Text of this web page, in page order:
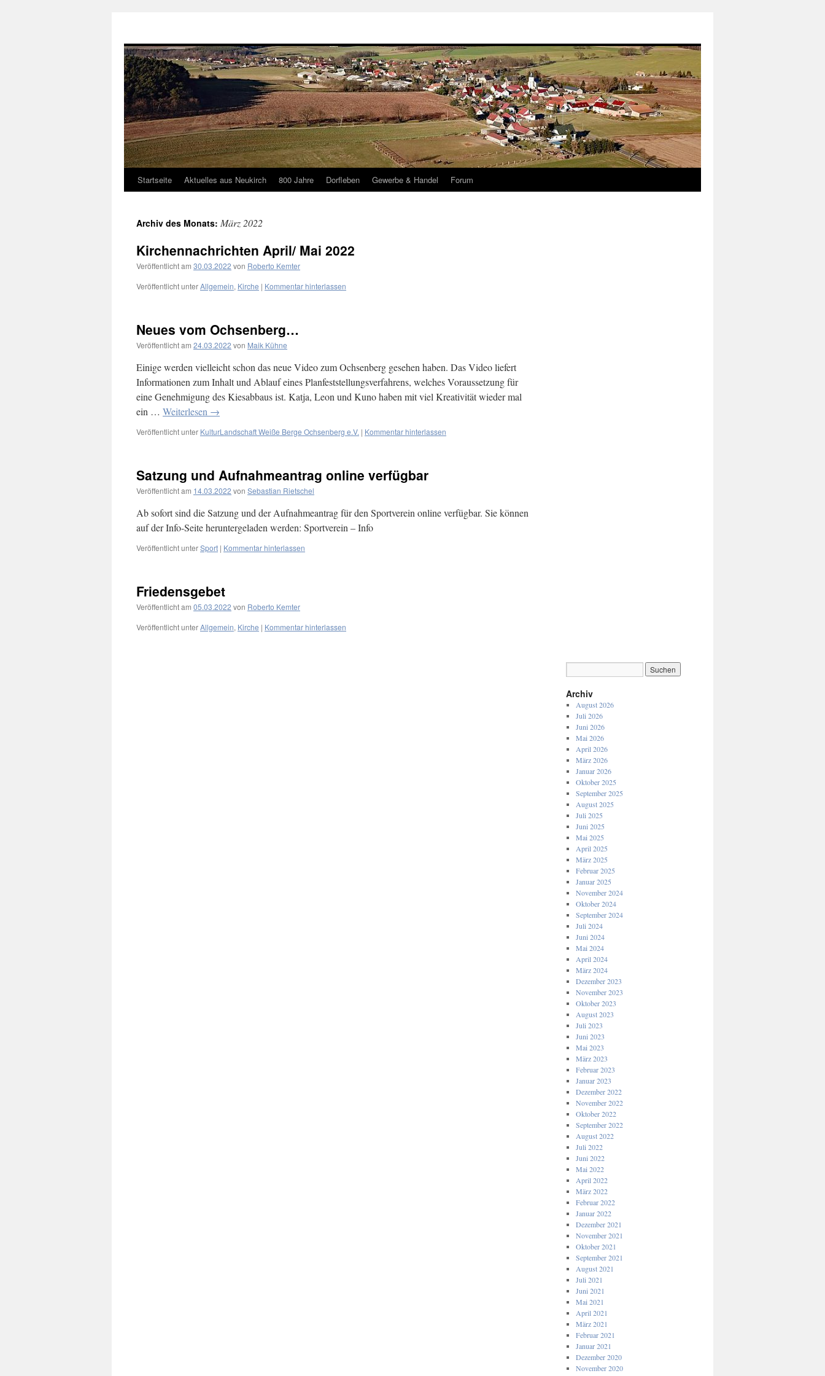
Zum
springen
Startseite Aktuelles aus Neukirch 800 Jahre Dorfleben Gewerbe & Handel Forum
Archiv des Monats: März 2022
Kirchennachrichten April/ Mai 2022
Veröffentlicht am 30.03.2022 von Roberto Kemter
Veröffentlicht unterAllgemein, Kirche | Kommentar hinterlassen
Neues vom Ochsenberg…
Veröffentlicht am 24.03.2022 von Maik Kühne
Einige werden vielleicht schon das neue Video zum Ochsenberg gesehen haben. Das Video liefert
Informationen zum Inhalt und Ablauf eines Planfeststellungsverfahrens, welches Voraussetzung für
eine Genehmigung des Kiesabbaus ist. Katja, Leon und Kuno haben mit viel Kreativität wieder mal
ein … Weiterlesen →
Veröffentlicht unter KulturLandschaft Weiße Berge Ochsenberg e.V. | Kommentar hinterlassen
Satzung und Aufnahmeantrag online verfügbar
Veröffentlicht am 14.03.2022 von Sebastian Rietschel
Ab sofort sind die Satzung und der Aufnahmeantrag für den Sportverein online verfügbar. Sie können
auf der Info-Seite heruntergeladen werden: Sportverein – Info
Veröffentlicht unterSport | Kommentar hinterlassen
Friedensgebet
Veröffentlicht am 05.03.2022 von Roberto Kemter
Veröffentlicht unterAllgemein, Kirche | Kommentar hinterlassen
Archiv
August 2026
Juli 2026
Juni 2026
Mai 2026
April 2026
März 2026
Januar 2026
Oktober 2025
September 2025
August 2025
Juli 2025
Juni 2025
Mai 2025
April 2025
März 2025
Februar 2025
Januar 2025
November 2024
Oktober 2024
September 2024
Juli 2024
Juni 2024
Mai 2024
April 2024
März 2024
Dezember 2023
November 2023
Oktober 2023
August 2023
Juli 2023
Juni 2023
Mai 2023
März 2023
Februar 2023
Januar 2023
Dezember 2022
November 2022
Oktober 2022
September 2022
August 2022
Juli 2022
Juni 2022
Mai 2022
April 2022
März 2022
Februar 2022
Januar 2022
Dezember 2021
November 2021
Oktober 2021
September 2021
August 2021
Juli 2021
Juni 2021
Mai 2021
April 2021
März 2021
Februar 2021
Januar 2021
Dezember 2020
November 2020